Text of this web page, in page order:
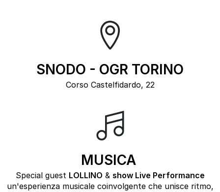
SNODO - OGR TORINO
Corso Castelfidardo, 22
MUSICA
Special guest LOLLINO & show Live Performance
un'esperienza musicale coinvolgente che unisce ritmo,